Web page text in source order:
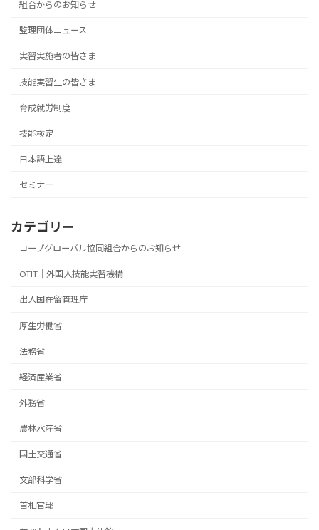
組合からのお知らせ
監理団体ニュース
実習実施者の皆さま
技能実習生の皆さま
育成就労制度
技能検定
日本語上達
セミナー
カテゴリー
コープグローバル協同組合からのお知らせ
OTIT｜外国人技能実習機構
出入国在留管理庁
厚生労働省
法務省
経済産業省
外務省
農林水産省
国土交通省
文部科学省
首相官邸